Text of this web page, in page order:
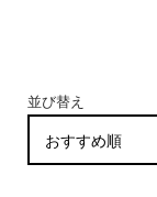
並び替え